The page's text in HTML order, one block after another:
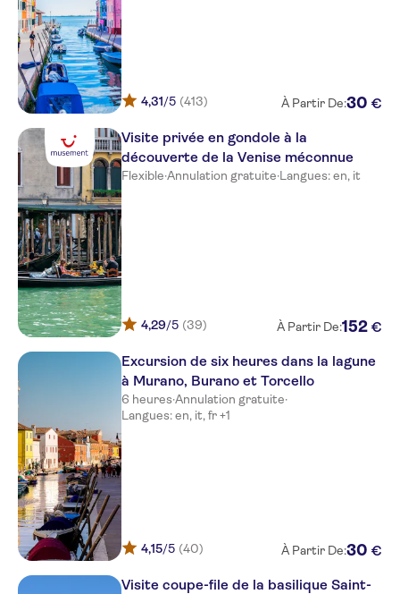
4,31/5 (413) À Partir De:30 €
Visite privée en gondole à la
découverte de la Venise méconnue
Flexible·Annulation gratuite·Langues: en, it
4,29/5 (39) À Partir De:152 €
Excursion de six heures dans la lagune
à Murano, Burano et Torcello
6 heures·Annulation gratuite·
Langues: en, it, fr +1
4,15/5 (40) À Partir De:30 €
Visite coupe-file de la basilique Saint-